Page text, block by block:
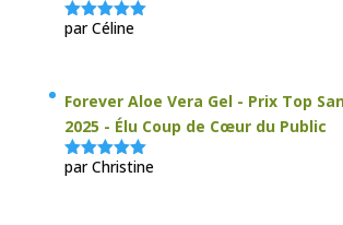
Note5sur
par Céline
Forever Aloe Vera Gel - Prix Top
2025 - Élu Coup de Cœur du Public
Note5sur
par Christine